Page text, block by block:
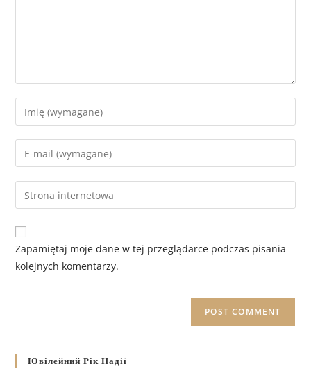
Zapamiętaj moje dane w tej przeglądarce podczas pisania
kolejnych komentarzy.
Ювілейний Рік Надії